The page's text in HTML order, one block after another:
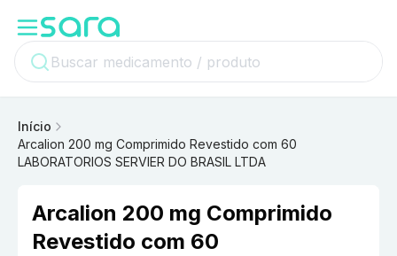
Início
Arcalion 200 mg Comprimido Revestido com 60
LABORATORIOS SERVIER DO BRASIL LTDA
Arcalion 200 mg Comprimido
Revestido com 60